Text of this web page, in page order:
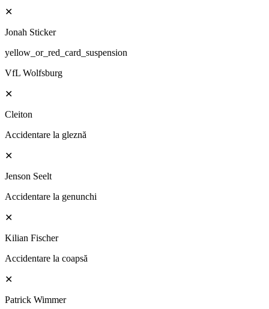
✕
Jonah Sticker
yellow_or_red_card_suspension
VfL Wolfsburg
✕
Cleiton
Accidentare la gleznă
✕
Jenson Seelt
Accidentare la genunchi
✕
Kilian Fischer
Accidentare la coapsă
✕
Patrick Wimmer